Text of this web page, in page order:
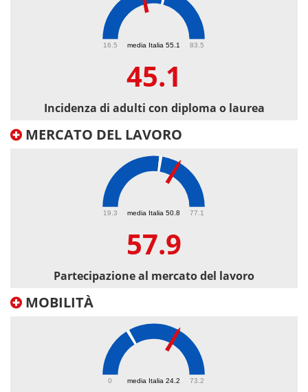
media Italia 55.1
16.5 83.5
45.1
Incidenza di adulti con diploma o laurea
MERCATO DEL LAVORO
media Italia 50.8
19.3 77.1
57.9
Partecipazione al mercato del lavoro
MOBILITÀ
media Italia 24.2
0 73.2